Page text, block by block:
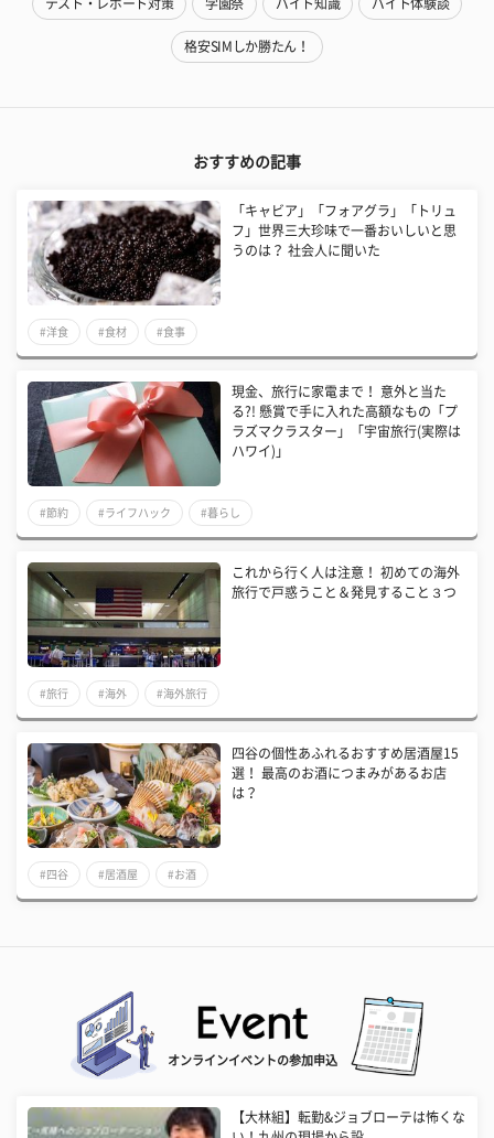
テスト・レポート対策 学園祭 バイト知識 バイト体験談
格安SIMしか勝たん！
おすすめの記事
「キャビア」「フォアグラ」「トリュ
フ」世界三大珍味で一番おいしいと思
うのは？ 社会人に聞いた
#洋食 #食材 #食事
現金、旅行に家電まで！ 意外と当た
る?! 懸賞で手に入れた高額なもの「プ
ラズマクラスター」「宇宙旅行(実際は
ハワイ)」
#節約 #ライフハック #暮らし
これから行く人は注意！ 初めての海外
旅行で戸惑うこと＆発見すること３つ
#旅行 #海外 #海外旅行
四谷の個性あふれるおすすめ居酒屋15
選！ 最高のお酒につまみがあるお店
は？
#四谷 #居酒屋 #お酒
オンラインイベントの参加申込
【大林組】転勤&ジョブローテは怖くな